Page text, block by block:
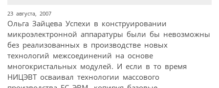
23 августа, 2007
Ольга Зайцева Успехи в конструировании
микроэлектронной аппаратуры были бы невозможны
без реализованных в производстве новых
технологий межсоединений на основе
многокристальных модулей. И если в то время
НИЦЭВТ осваивал технологии массового